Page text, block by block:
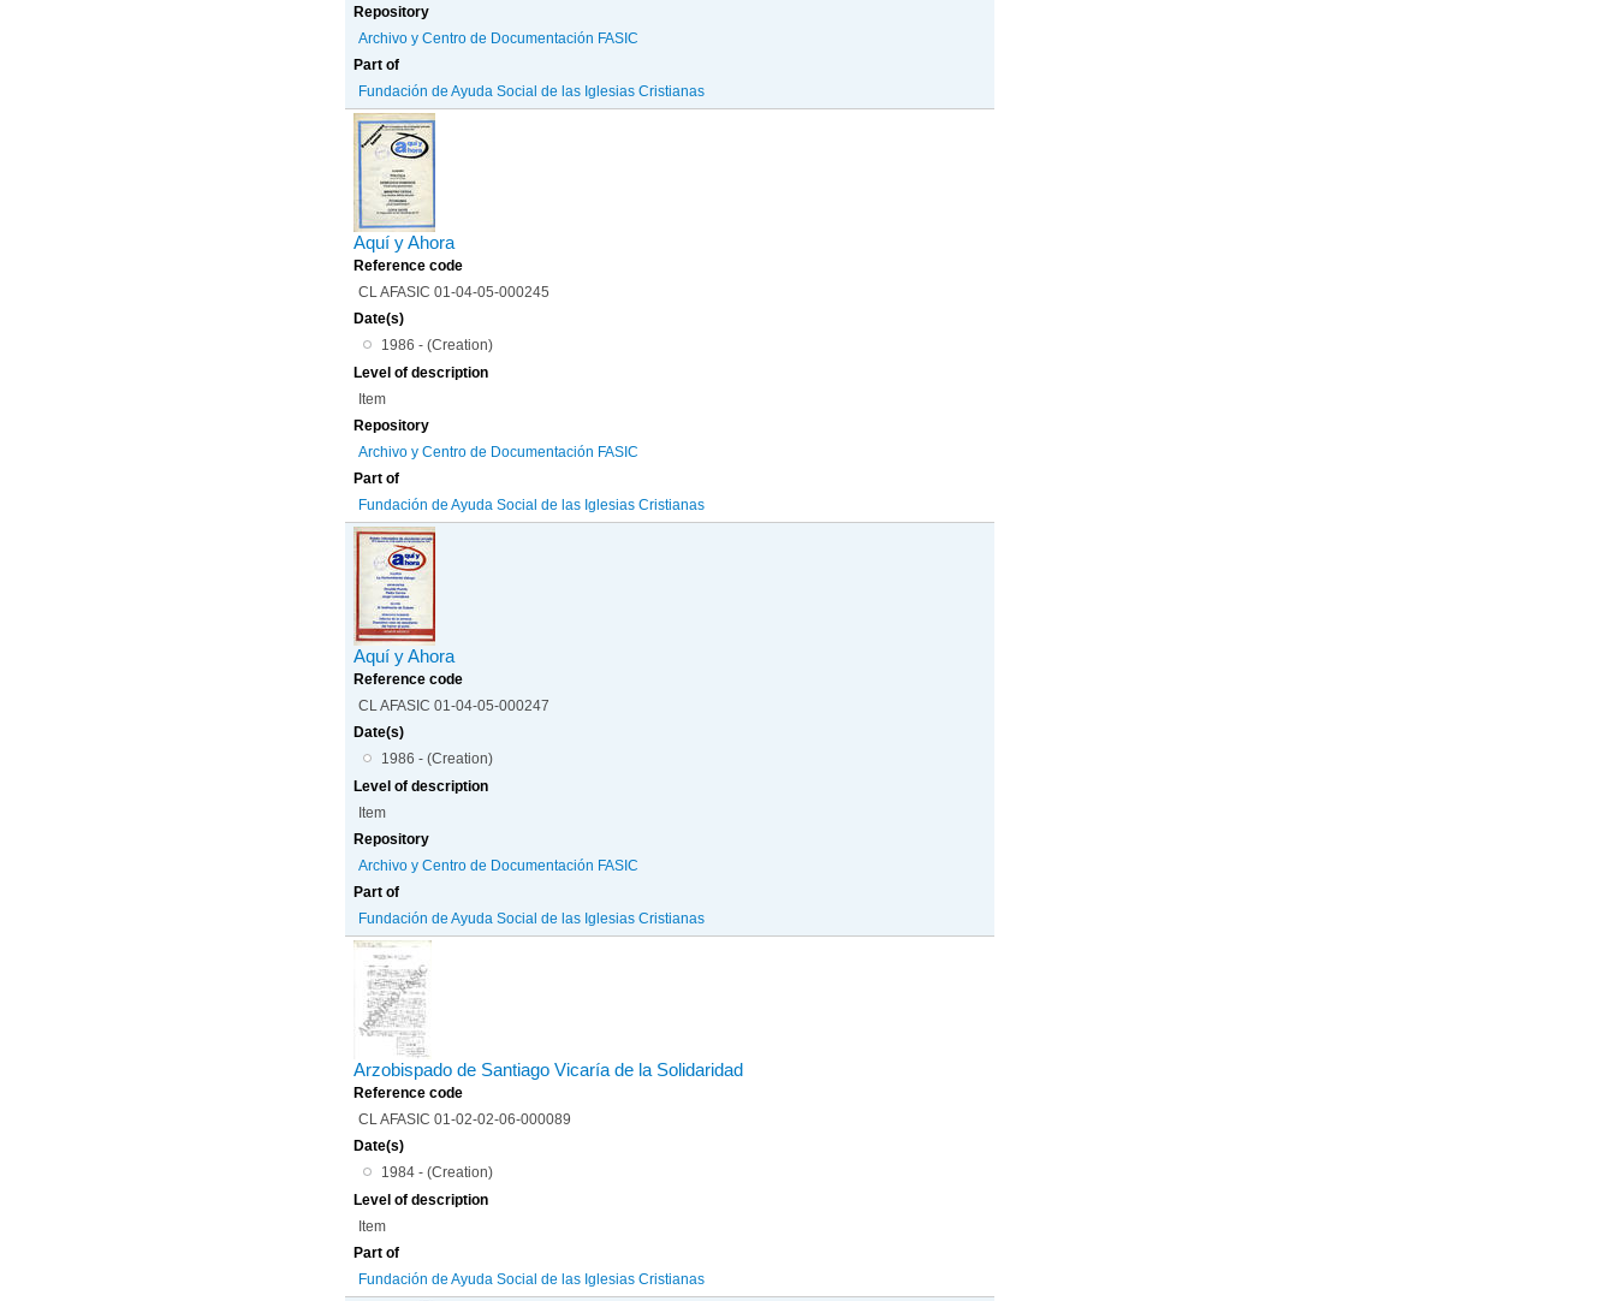
Repository
Archivo y Centro de Documentación FASIC
Part of
Fundación de Ayuda Social de las Iglesias Cristianas
Aquí y Ahora
Reference code
CL AFASIC 01-04-05-000245
Date(s)
1986 - (Creation)
Level of description
Item
Repository
Archivo y Centro de Documentación FASIC
Part of
Fundación de Ayuda Social de las Iglesias Cristianas
Aquí y Ahora
Reference code
CL AFASIC 01-04-05-000247
Date(s)
1986 - (Creation)
Level of description
Item
Repository
Archivo y Centro de Documentación FASIC
Part of
Fundación de Ayuda Social de las Iglesias Cristianas
Arzobispado de Santiago Vicaría de la Solidaridad
Reference code
CL AFASIC 01-02-02-06-000089
Date(s)
1984 - (Creation)
Level of description
Item
Part of
Fundación de Ayuda Social de las Iglesias Cristianas